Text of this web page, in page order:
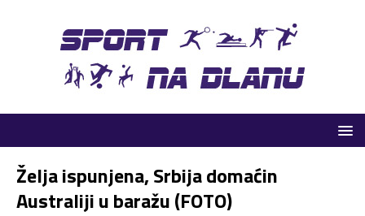
Želja ispunjena, Srbija domaćin
Australiji u baražu (FOTO)